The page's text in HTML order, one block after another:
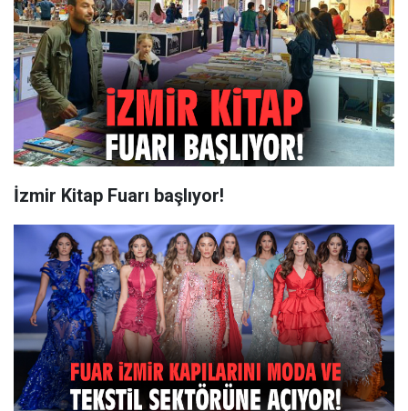
İzmir Kitap Fuarı başlıyor!